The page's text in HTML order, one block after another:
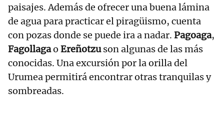
paisajes. Además de ofrecer una buena lámina
de agua para practicar el piragüismo, cuenta
con pozas donde se puede ira a nadar. Pagoaga,
Fagollagao Ereñotzuson algunas de las más
conocidas. Una excursión por la orilla del
Urumea permitirá encontrar otras tranquilas y
sombreadas.